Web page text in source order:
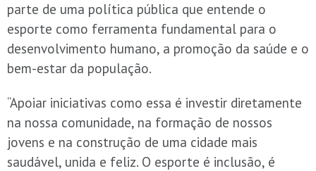
parte de uma política pública que entende o
esporte como ferramenta fundamental para o
desenvolvimento humano, a promoção da saúde e o
bem-estar da população.
“Apoiar iniciativas como essa é investir diretamente
na nossa comunidade, na formação de nossos
jovens e na construção de uma cidade mais
saudável, unida e feliz. O esporte é inclusão, é